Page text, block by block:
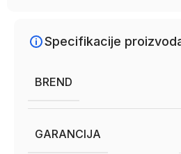
Specifikacije
BREND
GARANCIJA